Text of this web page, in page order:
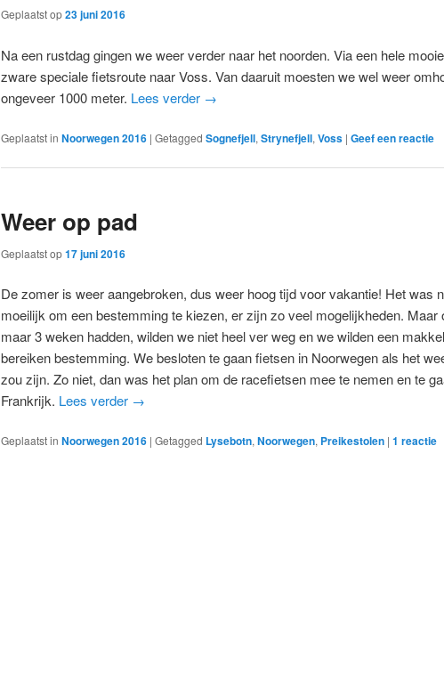
Geplaatst op23 juni 2016
Na een rustdag gingen we weer verder naar het noorden. Via een hele
zware speciale fietsroute naar Voss. Van daaruit moesten we wel weer
ongeveer 1000 meter. Lees verder →
Geplaatst in Noorwegen 2016 | Getagged Sognefjell, Strynefjell, Voss | Geef een reactie
Weer op pad
Geplaatst op17 juni 2016
De zomer is weer aangebroken, dus weer hoog tijd voor vakantie! Het was
moeilijk om een bestemming te kiezen, er zijn zo veel mogelijkheden. Maar
maar 3 weken hadden, wilden we niet heel ver weg en we wilden een
bereiken bestemming. We besloten te gaan fietsen in Noorwegen als het
zou zijn. Zo niet, dan was het plan om de racefietsen mee te nemen en te
Frankrijk. Lees verder →
Geplaatst in Noorwegen 2016 | Getagged Lysebotn, Noorwegen, Preikestolen | 1 reactie